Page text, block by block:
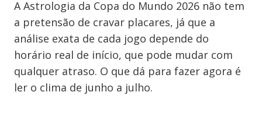
A Astrologia da Copa do Mundo 2026 não tem
a pretensão de cravar placares, já que a
análise exata de cada jogo depende do
horário real de início, que pode mudar com
qualquer atraso. O que dá para fazer agora é
ler o clima de junho a julho.